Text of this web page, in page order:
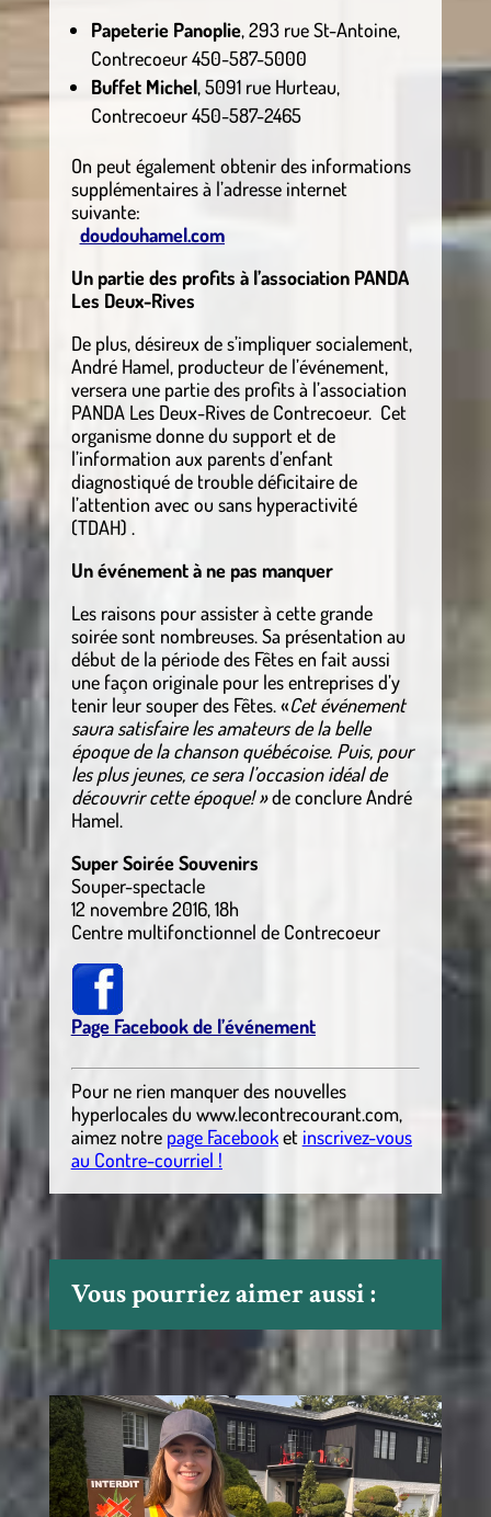
Papeterie Panoplie, 293 rue St-Antoine,
Contrecoeur 450-587-5000
Buffet Michel, 5091 rue Hurteau,
Contrecoeur 450-587-2465
On peut également obtenir des informations
supplémentaires à l’adresse internet
suivante:
doudouhamel.com
Un partie des profits à l’association PANDA
Les Deux-Rives
De plus, désireux de s’impliquer socialement,
André Hamel, producteur de l’événement,
versera une partie des profits à l’association
PANDA Les Deux-Rives de Contrecoeur. Cet
organisme donne du support et de
l’information aux parents d’enfant
diagnostiqué de trouble déficitaire de
l’attention avec ou sans hyperactivité
(TDAH) .
Un événement à ne pas manquer
Les raisons pour assister à cette grande
soirée sont nombreuses. Sa présentation au
début de la période des Fêtes en fait aussi
une façon originale pour les entreprises d’y
tenir leur souper des Fêtes. «Cet événement
saura satisfaire les amateurs de la belle
époque de la chanson québécoise. Puis, pour
les plus jeunes, ce sera l’occasion idéal de
découvrir cette époque! »de conclure André
Hamel.
Super Soirée Souvenirs
Souper-spectacle
12 novembre 2016, 18h
Centre multifonctionnel de Contrecoeur
Page Facebook de l’événement
Pour ne rien manquer des nouvelles
hyperlocales du www.lecontrecourant.com,
aimez notre page Facebooket inscrivez-vous
au Contre-courriel !
Vous pourriez aimer aussi :